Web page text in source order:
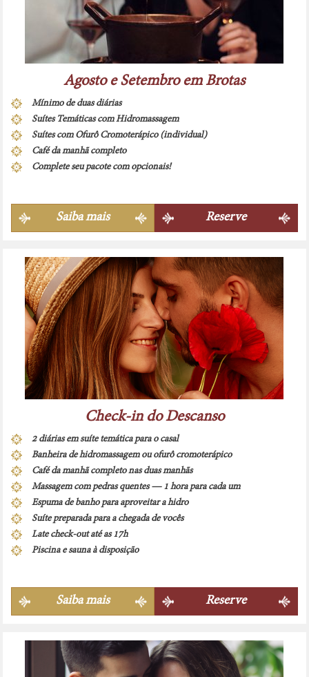
Agosto e Setembro em Brotas
Mínimo de duas diárias
Suítes Temáticas com Hidromassagem
Suítes com Ofurô Cromoterápico (individual)
Café da manhã completo
Complete seu pacote com opcionais!
Saiba mais Reserve
Check-in do Descanso
2 diárias em suíte temática para o casal
Banheira de hidromassagem ou ofurô cromoterápico
Café da manhã completo nas duas manhãs
Massagem com pedras quentes — 1 hora para cada um
Espuma de banho para aproveitar a hidro
Suíte preparada para a chegada de vocês
Late check-out até as 17h
Piscina e sauna à disposição
Saiba mais Reserve